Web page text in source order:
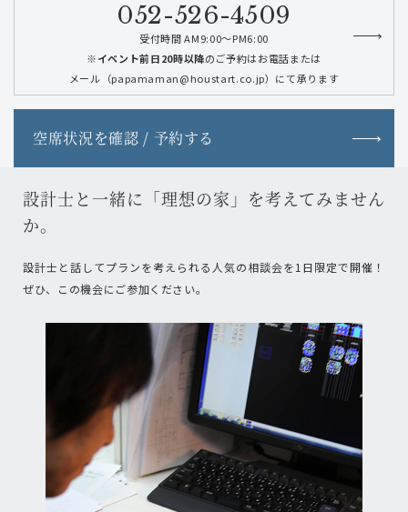
052-526-4509
受付時間 AM9:00～PM6:00
※イベント前日20時以降のご予約はお電話または
メール（papamaman@houstart.co.jp）にて承ります
空席状況を確認 / 予約する
設計士と一緒に「理想の家」を考えてみません
か。
設計士と話してプランを考えられる人気の相談会を1日限定で開催！
ぜひ、この機会にご参加ください。